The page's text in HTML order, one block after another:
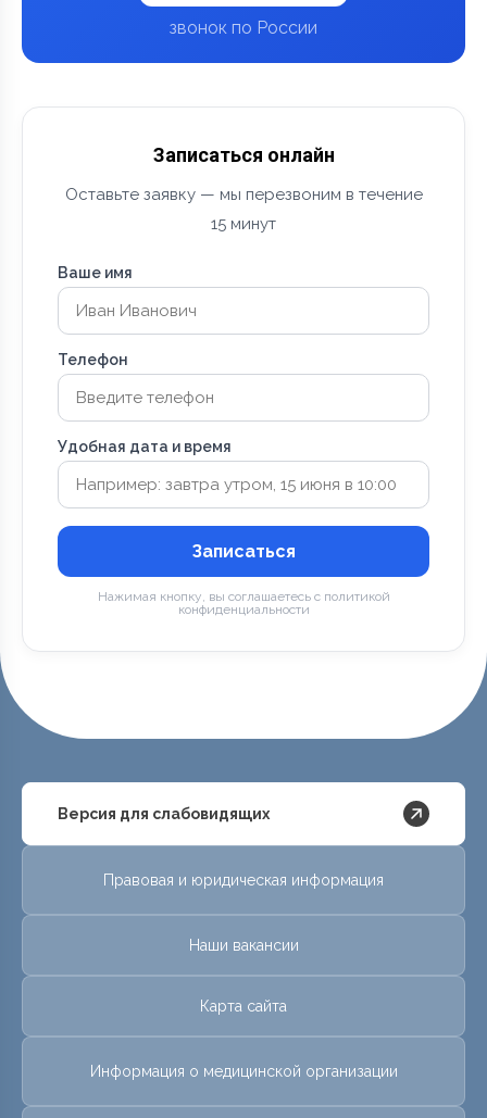
звонок по России
Записаться онлайн
Оставьте заявку — мы перезвоним в течение
15 минут
Ваше имя
Телефон
Удобная дата и время
Записаться
Нажимая кнопку, вы соглашаетесь с политикой
конфиденциальности
Версия для слабовидящих
Правовая и юридическая информация
Наши вакансии
Карта сайта
Информация о медицинской организации